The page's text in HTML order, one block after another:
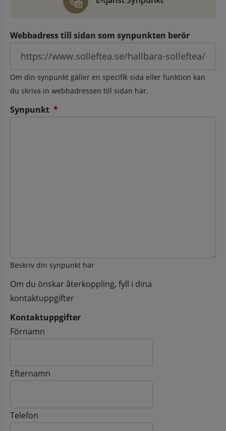
Webbadress till sidan som synpunkten berör
Om din synpunkt gäller en specifik sida eller funktion kan
du skriva in webbadressen till sidan här.
Synpunkt *
Beskriv din synpunkt här
Om du önskar återkoppling, fyll i dina
kontaktuppgifter
Kontaktuppgifter
Kontaktuppgifter
Förnamn
Efternamn
Telefon